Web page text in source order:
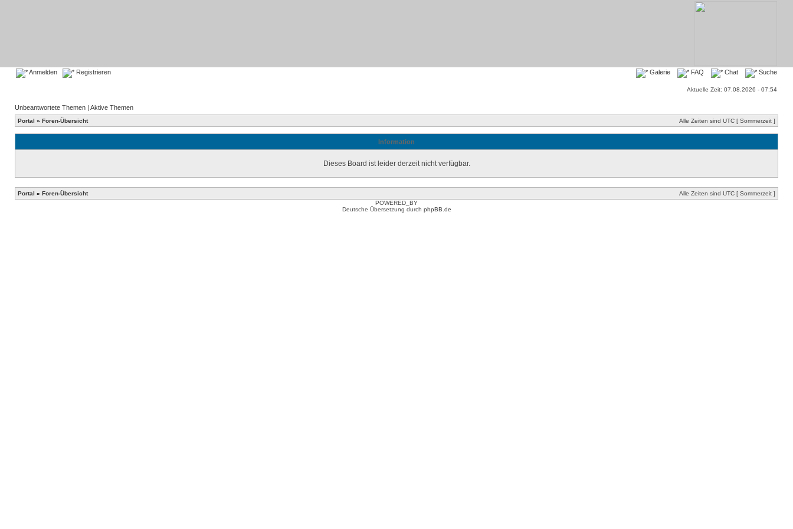
Anmelden Registrieren Galerie FAQ Chat Suche
Aktuelle Zeit: 07.08.2026 - 07:54
Unbeantwortete Themen | Aktive Themen
Portal » Foren-Übersicht Alle Zeiten sind UTC [ Sommerzeit ]
Information
Dieses Board ist leider derzeit nicht verfügbar.
Portal » Foren-Übersicht
Alle Zeiten sind UTC [ Sommerzeit ]
POWERED_BY
Deutsche Übersetzung durch phpBB.de